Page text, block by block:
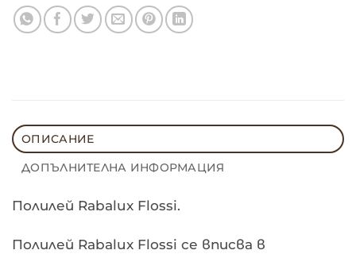
ОПИСАНИЕ
ДОПЪЛНИТЕЛНА ИНФОРМАЦИЯ
Полилей Rabalux Flossi.
Полилей Rabalux Flossi се вписва в